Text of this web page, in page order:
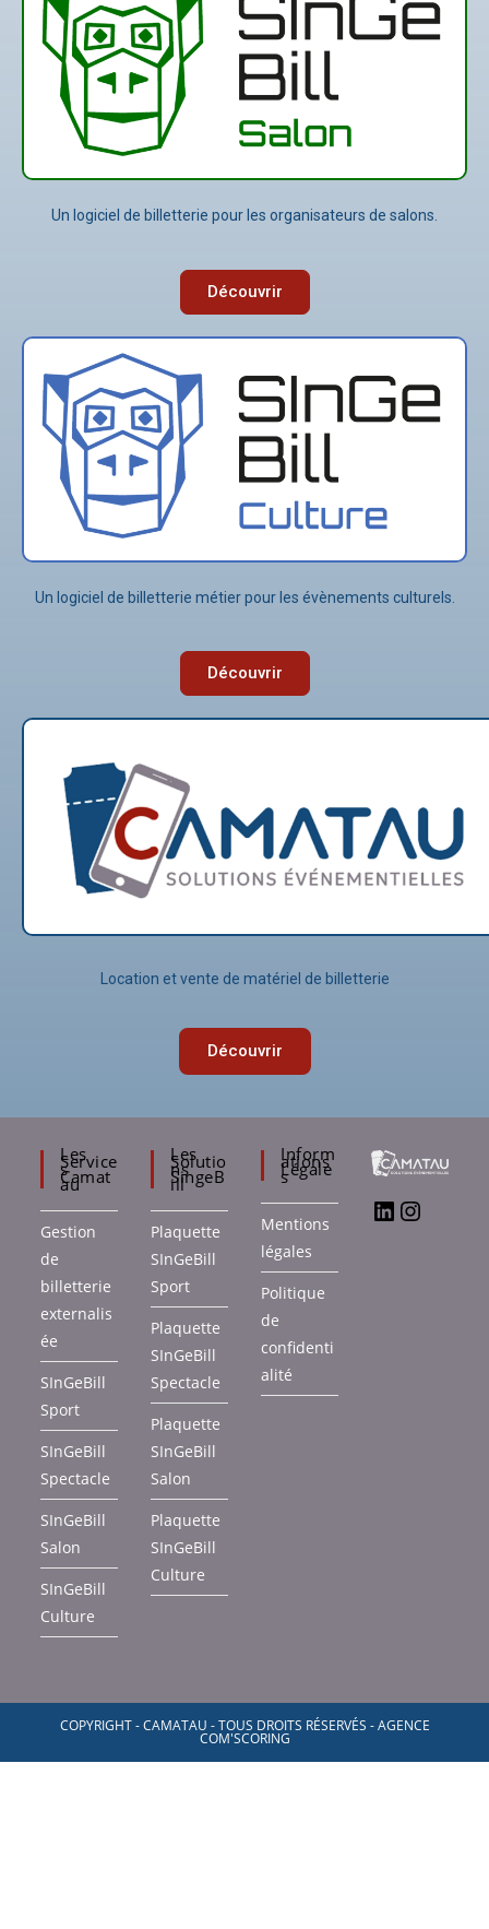
Un logiciel de billetterie pour les organisateurs de salons.
Découvrir
Un logiciel de billetterie métier pour les évènements culturels.
Découvrir
Location et vente de matériel de billetterie
Découvrir
Les
Service
S
Camat
Au
Gestion
de
billetterie
externalis
ée
SInGeBill
Sport
SInGeBill
Spectacle
SInGeBill
Salon
SInGeBill
Culture
Les
Solutio
Ns
SingeB
Ill
Plaquette
SInGeBill
Sport
Plaquette
SInGeBill
Spectacle
Plaquette
SInGeBill
Salon
Plaquette
SInGeBill
Culture
Inform
Ations
Légale
S
Mentions
légales
Politique
de
confidenti
alité
COPYRIGHT - CAMATAU - TOUS DROITS RÉSERVÉS - AGENCE
COM'SCORING